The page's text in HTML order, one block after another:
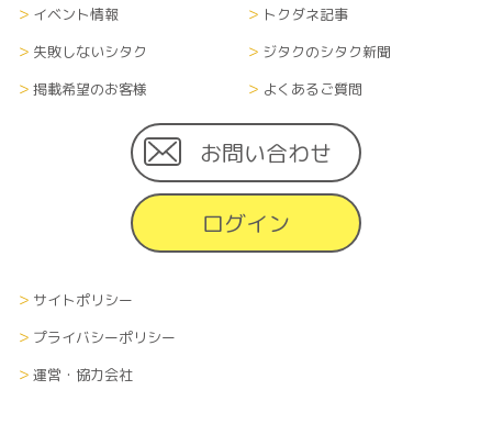
イベント情報
トクダネ記事
失敗しないシタク
ジタクのシタク新聞
掲載希望のお客様
よくあるご質問
お問い合わせ
ログイン
サイトポリシー
プライバシーポリシー
運営・協力会社